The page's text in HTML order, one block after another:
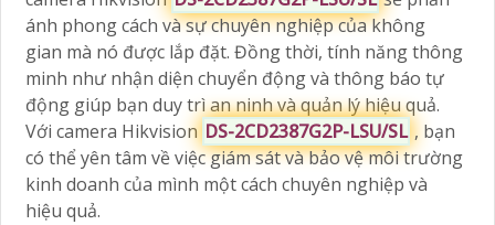
ánh phong cách và sự chuyên nghiệp của không
gian mà nó được lắp đặt. Đồng thời, tính năng thông
minh như nhận diện chuyển động và thông báo tự
động giúp bạn duy trì an ninh và quản lý hiệu quả.
Với camera Hikvision DS-2CD2387G2P-LSU/SL , bạn
có thể yên tâm về việc giám sát và bảo vệ môi trường
kinh doanh của mình một cách chuyên nghiệp và
hiệu quả.